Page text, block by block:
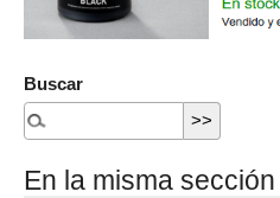
Buscar
En la misma sección